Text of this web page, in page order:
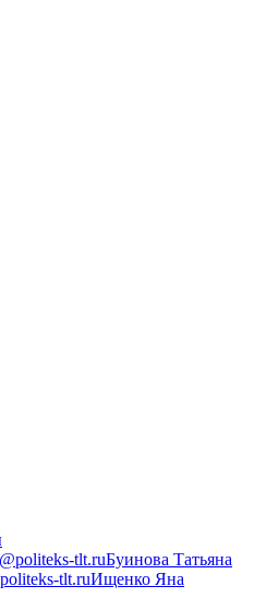
tlt.ruБуинова Татьяна
tlt.ruИщенко Яна